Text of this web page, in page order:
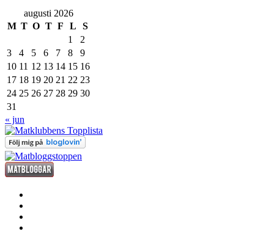
augusti 2026
M T O T F L
S
1
2
3
4 5 6 7 8
9
10 11 12 13 14 15 16
17 18 19 20 21 22 23
24 25 26 27 28 29 30
31
« jun